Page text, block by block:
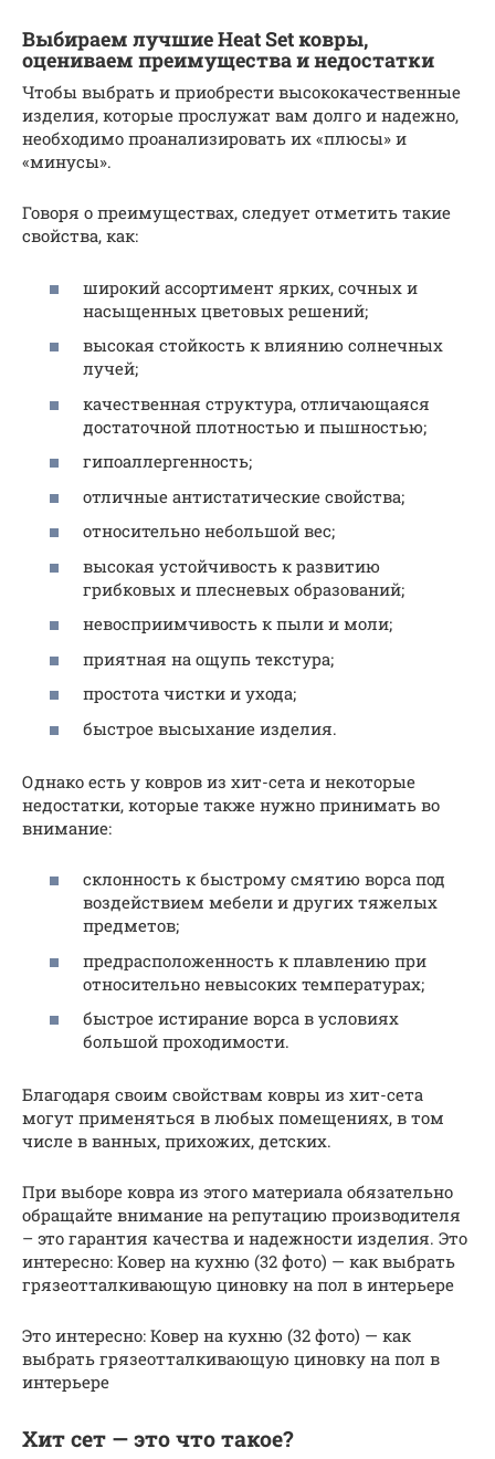
Выбираем лучшие Heat Set ковры,
оцениваем преимущества и недостатки
Чтобы выбрать и приобрести высококачественные
изделия, которые прослужат вам долго и надежно,
необходимо проанализировать их «плюсы» и
«минусы».
Говоря о преимуществах, следует отметить такие
свойства, как:
широкий ассортимент ярких, сочных и
насыщенных цветовых решений;
высокая стойкость к влиянию солнечных
лучей;
качественная структура, отличающаяся
достаточной плотностью и пышностью;
гипоаллергенность;
отличные антистатические свойства;
относительно небольшой вес;
высокая устойчивость к развитию
грибковых и плесневых образований;
невосприимчивость к пыли и моли;
приятная на ощупь текстура;
простота чистки и ухода;
быстрое высыхание изделия.
Однако есть у ковров из хит-сета и некоторые
недостатки, которые также нужно принимать во
внимание:
склонность к быстрому смятию ворса под
воздействием мебели и других тяжелых
предметов;
предрасположенность к плавлению при
относительно невысоких температурах;
быстрое истирание ворса в условиях
большой проходимости.
Благодаря своим свойствам ковры из хит-сета
могут применяться в любых помещениях, в том
числе в ванных, прихожих, детских.
При выборе ковра из этого материала обязательно
обращайте внимание на репутацию производителя
– это гарантия качества и надежности изделия. Это
интересно: Ковер на кухню (32 фото) — как выбрать
грязеотталкивающую циновку на пол в интерьере
Это интересно: Ковер на кухню (32 фото) — как
выбрать грязеотталкивающую циновку на пол в
интерьере
Хит сет — это что такое?